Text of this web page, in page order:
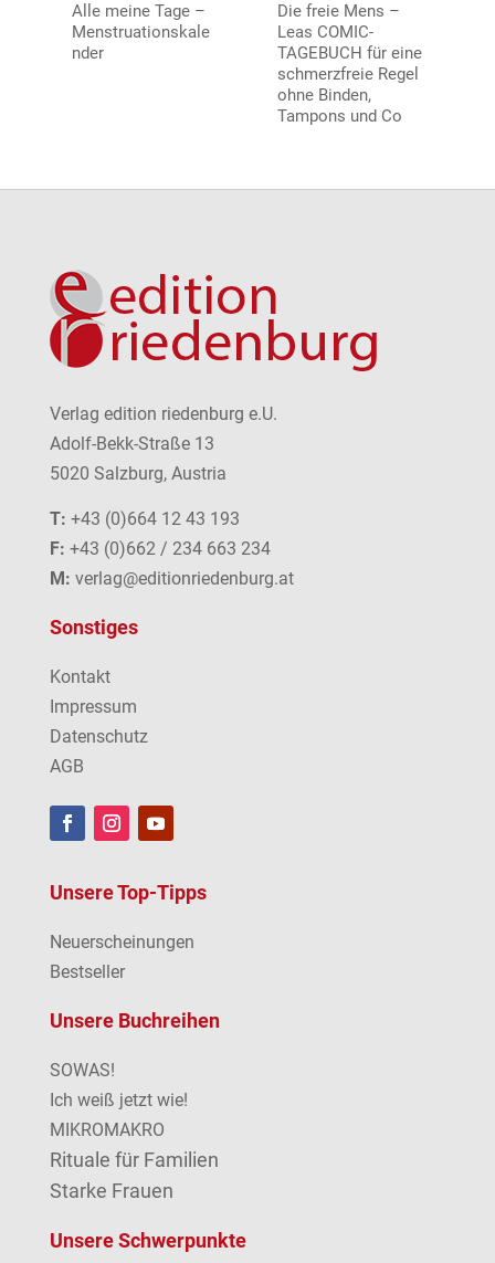
Alle meine Tage –
Menstruationskale
nder
Die freie Mens –
Leas COMIC-
TAGEBUCH für eine
schmerzfreie Regel
ohne Binden,
Tampons und Co
Verlag edition riedenburg e.U.
Adolf-Bekk-Straße 13
5020 Salzburg, Austria
T: +43 (0)664 12 43 193
F: +43 (0)662 / 234 663 234
M: verlag@editionriedenburg.at
Sonstiges
Kontakt
Impressum
Datenschutz
AGB
Unsere Top-Tipps
Neuerscheinungen
Bestseller
Unsere Buchreihen
SOWAS!
Ich weiß jetzt wie!
MIKROMAKRO
Rituale für Familien
Starke Frauen
Unsere Schwerpunkte